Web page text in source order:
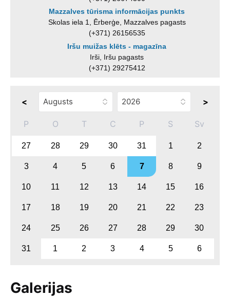
Mazzalves tūrisma informācijas punkts
Skolas iela 1, Ērberģe, Mazzalves pagasts
(+371) 26156535
Iršu muižas klēts - magazīna
Irši, Iršu pagasts
(+371) 29275412
< >
P O T C P S Sv
27 28 29 30 31 1 2
3 4 5 6 7 8 9
10 11 12 13 14 15 16
17 18 19 20 21 22 23
24 25 26 27 28 29 30
31 1 2 3 4 5 6
Galerijas